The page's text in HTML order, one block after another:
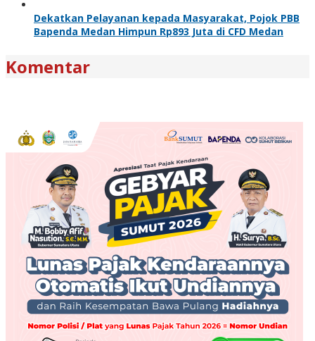
Dekatkan Pelayanan kepada Masyarakat, Pojok PBB
Bapenda Medan Himpun Rp893 Juta di CFD Medan
Komentar